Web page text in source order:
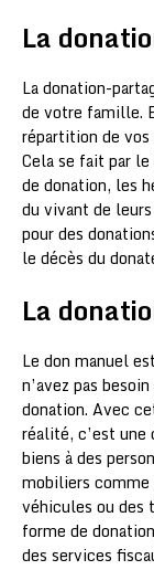
La
La donation-
de votre famille.
répartition de
Cela se fait par
de donation, les
du vivant de
pour des
le décès du
La
Le don manuel
n’avez pas
donation. Avec
réalité, c’est une
biens à des
mobiliers comme
véhicules ou
forme de
des services